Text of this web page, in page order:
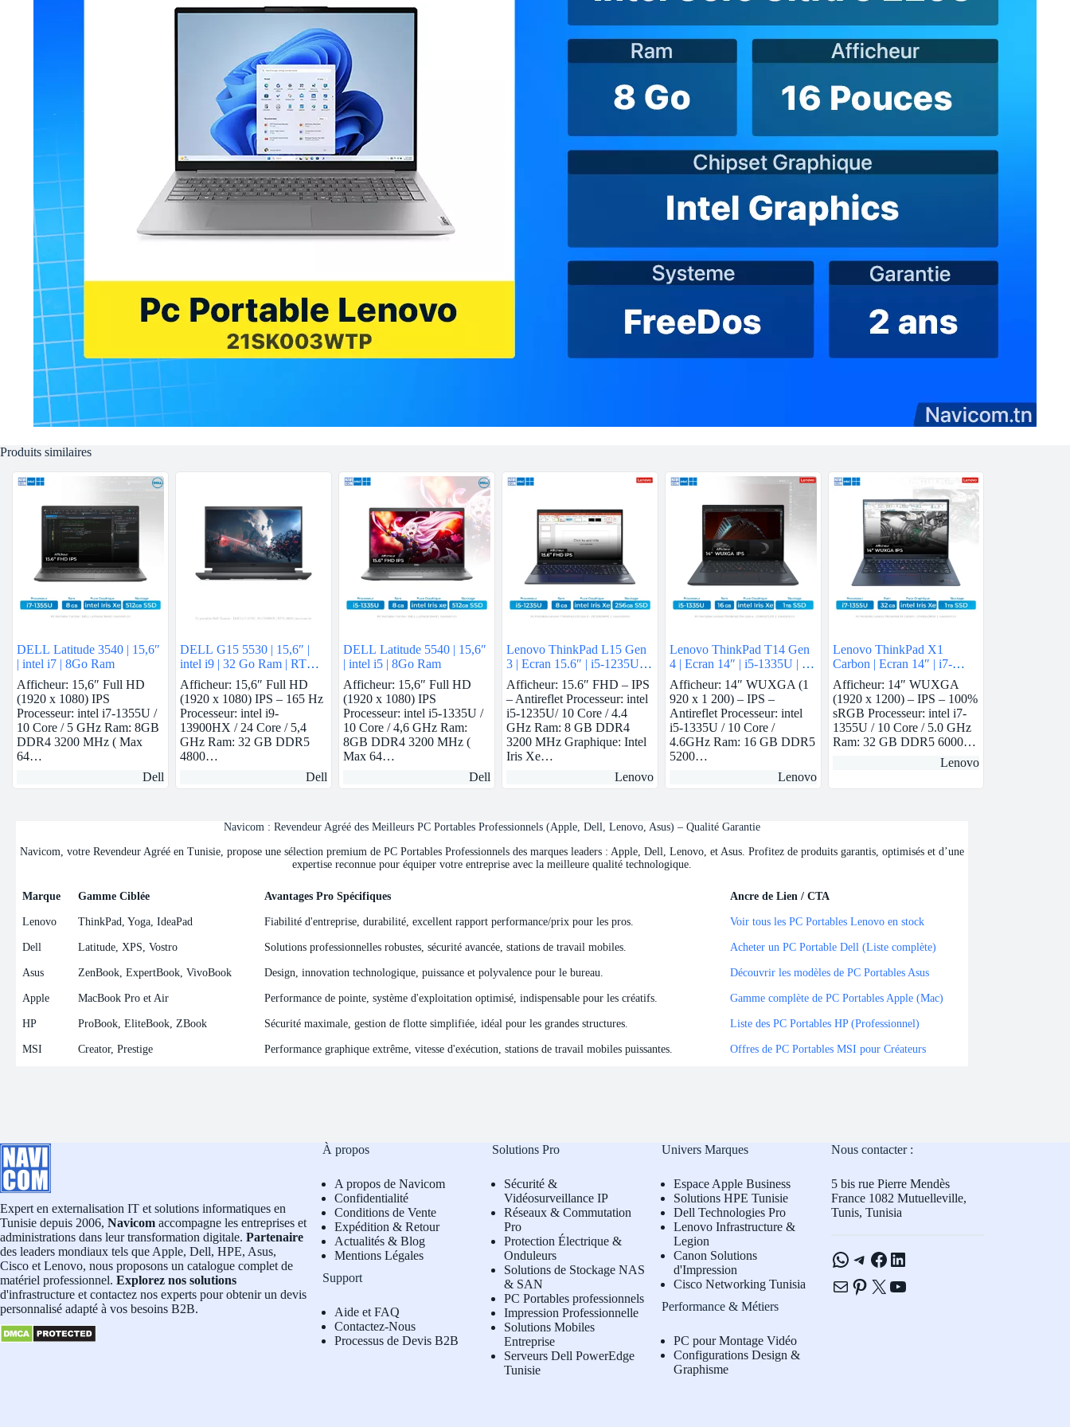
Produits similaires
DELL Latitude 3540 | 15,6″
| intel i7 | 8Go Ram
Afficheur: 15,6″ Full HD
(1920 x 1080) IPS
Processeur: intel i7-1355U /
10 Core / 5 GHz Ram: 8GB
DDR4 3200 MHz ( Max
64…
Dell
DELL G15 5530 | 15,6″ |
intel i9 | 32 Go Ram | RTX
4060
Afficheur: 15,6″ Full HD
(1920 x 1080) IPS – 165 Hz
Processeur: intel i9-
13900HX / 24 Core / 5,4
GHz Ram: 32 GB DDR5
4800…
Dell
DELL Latitude 5540 | 15,6″
| intel i5 | 8Go Ram
Afficheur: 15,6″ Full HD
(1920 x 1080) IPS
Processeur: intel i5-1335U /
10 Core / 4,6 GHz Ram:
8GB DDR4 3200 MHz (
Max 64…
Dell
Lenovo ThinkPad L15 Gen
3 | Ecran 15.6″ | i5-1235U |
8 GB Ram | intel Iris Xe |
256 GB SSD
Afficheur: 15.6″ FHD – IPS
– Antireflet Processeur: intel
i5-1235U/ 10 Core / 4.4
GHz Ram: 8 GB DDR4
3200 MHz Graphique: Intel
Iris Xe…
Lenovo
Lenovo ThinkPad T14 Gen
4 | Ecran 14″ | i5-1335U | 16
GB ram | intel Iris Xe | 1 TB
SSD
Afficheur: 14″ WUXGA (1
920 x 1 200) – IPS –
Antireflet Processeur: intel
i5-1335U / 10 Core /
4.6GHz Ram: 16 GB DDR5
5200…
Lenovo
Lenovo ThinkPad X1
Carbon | Ecran 14″ | i7-
1355U | 32 GB Ram | intel
Iris Xe | 1 TB SSD
Afficheur: 14″ WUXGA
(1920 x 1200) – IPS – 100%
sRGB Processeur: intel i7-
1355U / 10 Core / 5.0 GHz
Ram: 32 GB DDR5 6000…
Lenovo
Navicom : Revendeur Agréé des Meilleurs PC Portables Professionnels (Apple, Dell, Lenovo, Asus) – Qualité Garantie
Navicom, votre Revendeur Agréé en Tunisie, propose une sélection premium de PC Portables Professionnels des marques leaders : Apple, Dell, Lenovo, et Asus. Profitez de produits garantis, optimisés et d’une
expertise reconnue pour équiper votre entreprise avec la meilleure qualité technologique.
Marque Gamme Ciblée Avantages Pro Spécifiques
Ancre de Lien / CTA
Marque
Gamme Ciblée Avantages Pro Spécifiques Ancre de Lien / CTA
Lenovo ThinkPad, Yoga, IdeaPad Fiabilité d'entreprise, durabilité, excellent rapport performance/prix pour les pros. Voir tous les PC Portables Lenovo en stock
Dell Latitude, XPS, Vostro Solutions professionnelles robustes, sécurité avancée, stations de travail mobiles. Acheter un PC Portable Dell (Liste complète)
Asus ZenBook, ExpertBook, VivoBook Design, innovation technologique, puissance et polyvalence pour le bureau. Découvrir les modèles de PC Portables Asus
Apple MacBook Pro et Air Performance de pointe, système d'exploitation optimisé, indispensable pour les créatifs. Gamme complète de PC Portables Apple (Mac)
HP ProBook, EliteBook, ZBook Sécurité maximale, gestion de flotte simplifiée, idéal pour les grandes structures. Liste des PC Portables HP (Professionnel)
MSI Creator, Prestige Performance graphique extrême, vitesse d'exécution, stations de travail mobiles puissantes. Offres de PC Portables MSI pour Créateurs
Expert en externalisation IT et solutions informatiques en
Tunisie depuis 2006, Navicom accompagne les entreprises et
administrations dans leur transformation digitale. Partenaire
des leaders mondiaux tels que Apple, Dell, HPE, Asus,
Cisco et Lenovo, nous proposons un catalogue complet de
matériel professionnel. Explorez nos solutions
d'infrastructure et contactez nos experts pour obtenir un devis
personnalisé adapté à vos besoins B2B.
À propos
A propos de Navicom
Confidentialité
Conditions de Vente
Expédition & Retour
Actualités & Blog
Mentions Légales
Support
Aide et FAQ
Contactez-Nous
Processus de Devis B2B
Solutions Pro
Sécurité &
Vidéosurveillance IP
Réseaux & Commutation
Pro
Protection Électrique &
Onduleurs
Solutions de Stockage NAS
& SAN
PC Portables professionnels
Impression Professionnelle
Solutions Mobiles
Entreprise
Serveurs Dell PowerEdge
Tunisie
Univers Marques
Espace Apple Business
Solutions HPE Tunisie
Dell Technologies Pro
Lenovo Infrastructure &
Legion
Canon Solutions
d'Impression
Cisco Networking Tunisia
Performance & Métiers
PC pour Montage Vidéo
Configurations Design &
Graphisme
Nous contacter :
5 bis rue Pierre Mendès
France 1082 Mutuelleville,
Tunis, Tunisia
WhatsApp
Telegram
Facebook
LinkedIn
E-mailPinterest
X YouTube